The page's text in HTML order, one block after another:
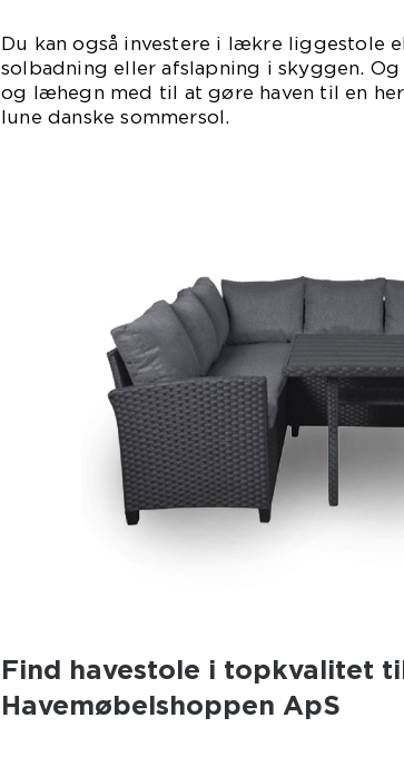
Du kan også investere i lækre liggestole
solbadning eller afslapning i skyggen. Og
og læhegn med til at gøre haven til en
lune danske sommersol.
Find havestole i topkvalitet
Havemøbelshoppen ApS